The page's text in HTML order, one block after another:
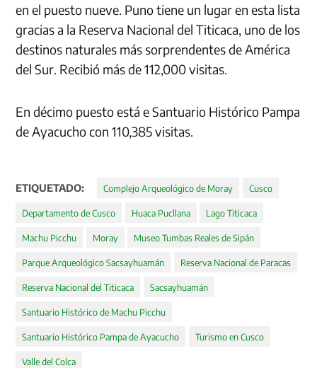
en el puesto nueve. Puno tiene un lugar en esta lista
gracias a la Reserva Nacional del Titicaca, uno de los
destinos naturales más sorprendentes de América
del Sur. Recibió más de 112,000 visitas.
En décimo puesto está e Santuario Histórico Pampa
de Ayacucho con 110,385 visitas.
ETIQUETADO: Complejo Arqueológico de Moray Cusco
Departamento de Cusco Huaca Pucllana Lago Titicaca
Machu Picchu Moray Museo Tumbas Reales de Sipán
Parque Arqueológico Sacsayhuamán Reserva Nacional de Paracas
Reserva Nacional del Titicaca Sacsayhuamán
Santuario Histórico de Machu Picchu
Santuario Histórico Pampa de Ayacucho Turismo en Cusco
Valle del Colca